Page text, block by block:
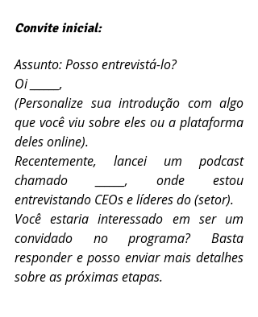
Convite inicial:
Assunto: Posso entrevistá-lo?
Oi ______,
(Personalize sua introdução com algo
que você viu sobre eles ou a plataforma
deles online).
Recentemente, lancei um podcast
chamado ______, onde estou
entrevistando CEOs e líderes do (setor).
Você estaria interessado em ser um
convidado no programa? Basta
responder e posso enviar mais detalhes
sobre as próximas etapas.